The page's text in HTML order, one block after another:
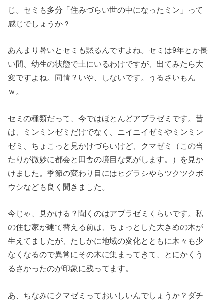
じ。セミも多分「住みづらい世の中になったミン」って
感じでしょうか？
あんまり暑いとセミも黙るんですよね。セミは9年とか長
い間、幼生の状態で土にいるわけですが、出てみたら大
変ですよね。同情？いや、しないです。うるさいもん
ｗ。
セミの種類だって、今ではほとんどアブラゼミです。昔
は、ミンミンゼミだけでなく、ニイニイゼミやミンミン
ゼミ、ちょこっと見かけづらいけど、クマゼミ（この当
たりが微妙に都会と田舎の境目な気がします。）を見か
けました。季節の変わり目にはヒグラシやらツクツクボ
ウシなども良く聞きました。
今じゃ、見かける？聞くのはアブラゼミくらいです。私
の住む家が建て替える前は、ちょっとした大きめの木が
生えてましたが、たしかに地域の変化とともに木々も少
なくなるので異常にその木に集まってきて、とにかくう
るさかったのが印象に残ってます。
あ、ちなみにクマゼミっておいしいんでしょうか？ダチ